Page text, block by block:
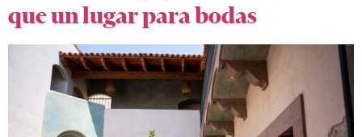
que un lugar para bodas